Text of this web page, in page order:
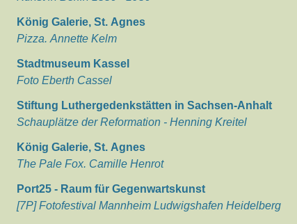
König Galerie, St. Agnes
Pizza. Annette Kelm
Stadtmuseum Kassel
Foto Eberth Cassel
Stiftung Luthergedenkstätten in Sachsen-Anhalt
Schauplätze der Reformation - Henning Kreitel
König Galerie, St. Agnes
The Pale Fox. Camille Henrot
Port25 - Raum für Gegenwartskunst
[7P] Fotofestival Mannheim Ludwigshafen Heidelberg